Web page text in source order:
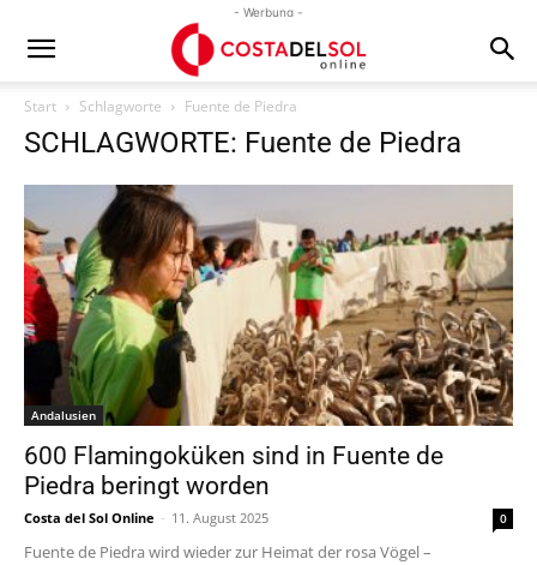
- Werbung -
Start Schlagworte Fuente de Piedra
SCHLAGWORTE: Fuente de Piedra
Andalusien
600 Flamingoküken sind in Fuente de
Piedra beringt worden
Costa del Sol Online - 11. August 2025 0
Fuente de Piedra wird wieder zur Heimat der rosa Vögel –